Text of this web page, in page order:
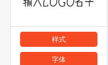
样式
字体